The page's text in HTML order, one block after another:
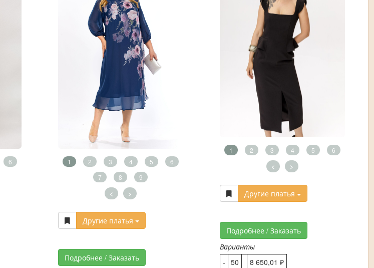
6
1 2 3 4 5
6
7
8 9
< >
Другие платья
Подробнее / Заказать
1 2 3 4 5 6
< >
Другие платья
Подробнее / Заказать
Варианты
- 50
8 650,01 ₽